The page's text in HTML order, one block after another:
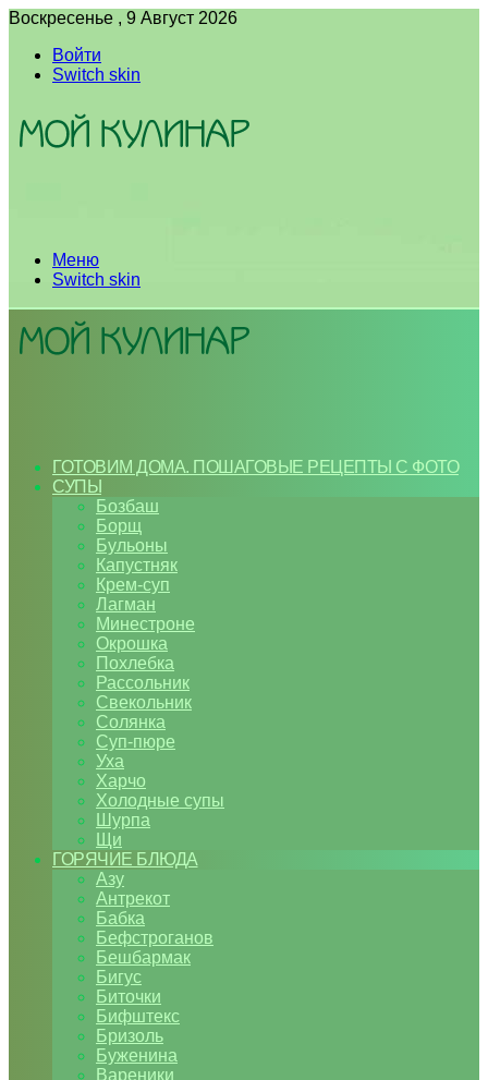
Воскресенье , 9 Август 2026
Войти
Switch skin
Меню
Switch skin
ГОТОВИМ ДОМА. ПОШАГОВЫЕ РЕЦЕПТЫ С ФОТО
СУПЫ
Бозбаш
Борщ
Бульоны
Капустняк
Крем-суп
Лагман
Минестроне
Окрошка
Похлебка
Рассольник
Свекольник
Солянка
Суп-пюре
Уха
Харчо
Холодные супы
Шурпа
Щи
ГОРЯЧИЕ БЛЮДА
Азу
Антрекот
Бабка
Бефстроганов
Бешбармак
Бигус
Биточки
Бифштекс
Бризоль
Буженина
Вареники